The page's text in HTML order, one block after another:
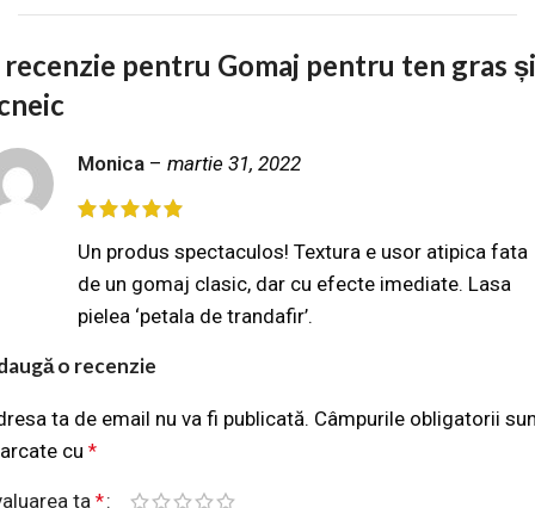
recenzie pentru Gomaj pentru ten gras și
Monica – martie 31, 2022
Un produs spectaculos! Textura e usor atipica fata
de un gomaj clasic, dar cu efecte imediate. Lasa
pielea ‘petala de trandafir’.
o recenzie
ta de email nu va fi publicată. Câmpurile obligatorii
cu *
ta *